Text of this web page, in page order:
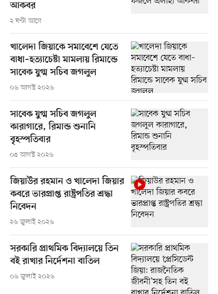
আকবর
২ ঘণ্টা আগে
খালেদা জিয়াকে সমাবেশে যেতে
বাধা–হত্যাচেষ্টা মামলায় রিমান্ডে
সাবেক যুগ্ম সচিব জগলুল
০৬ আগস্ট ২০২৬
সাবেক যুগ্ম সচিব জগলুল
কারাগারে, রিমান্ড শুনানি
বৃহস্পতিবার
০৫ আগস্ট ২০২৬
জিয়াউর রহমান ও খালেদা জিয়ার
কবরে ভারপ্রাপ্ত রাষ্ট্রপতির শ্রদ্ধা
নিবেদন
২৬ জুলাই ২০২৬
সরকারি প্রাথমিক বিদ্যালয়ে তিন
বই রাখার নির্দেশনা বাতিল
০৬ জুলাই ২০২৬